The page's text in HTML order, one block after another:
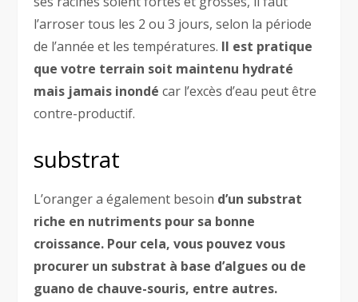
l’arroser tous les 2 ou 3 jours, selon la période
de l’année et les températures. Il est pratique
que votre terrain soit maintenu hydraté
mais jamais inondé car l’excès d’eau peut être
contre-productif.
substrat
L’oranger a également besoin d’un substrat
riche en nutriments pour sa bonne
croissance. Pour cela, vous pouvez vous
procurer un substrat à base d’algues ou de
guano de chauve-souris, entre autres.